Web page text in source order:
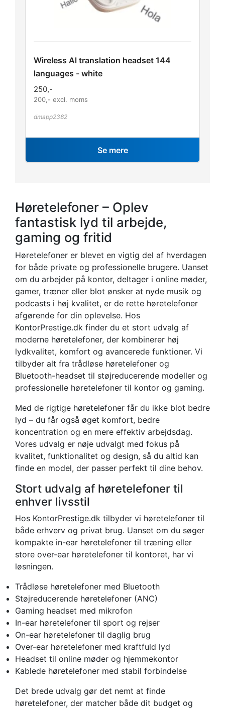
Wireless Al translation headset 144
languages - white
250,-
200 ,- excl. moms
dmapp2382
Se mere
Høretelefoner – Oplev
fantastisk lyd til arbejde,
gaming og fritid
Høretelefoner er blevet en vigtig del af hverdagen
for både private og professionelle brugere. Uanset
om du arbejder på kontor, deltager i online møder,
gamer, træner eller blot ønsker at nyde musik og
podcasts i høj kvalitet, er de rette høretelefoner
afgørende for din oplevelse. Hos
KontorPrestige.dk finder du et stort udvalg af
moderne høretelefoner, der kombinerer høj
lydkvalitet, komfort og avancerede funktioner. Vi
tilbyder alt fra trådløse høretelefoner og
Bluetooth-headset til støjreducerende modeller og
professionelle høretelefoner til kontor og gaming.
Med de rigtige høretelefoner får du ikke blot bedre
lyd – du får også øget komfort, bedre
koncentration og en mere effektiv arbejdsdag.
Vores udvalg er nøje udvalgt med fokus på
kvalitet, funktionalitet og design, så du altid kan
finde en model, der passer perfekt til dine behov.
Stort udvalg af høretelefoner til
enhver livsstil
Hos KontorPrestige.dk tilbyder vi høretelefoner til
både erhverv og privat brug. Uanset om du søger
kompakte in-ear høretelefoner til træning eller
store over-ear høretelefoner til kontoret, har vi
løsningen.
Trådløse høretelefoner med Bluetooth
Støjreducerende høretelefoner (ANC)
Gaming headset med mikrofon
In-ear høretelefoner til sport og rejser
On-ear høretelefoner til daglig brug
Over-ear høretelefoner med kraftfuld lyd
Headset til online møder og hjemmekontor
Kablede høretelefoner med stabil forbindelse
Det brede udvalg gør det nemt at finde
høretelefoner, der matcher både dit budget og